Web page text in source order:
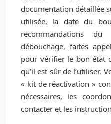
documentation détaillée
utilisée, la date du
recommandations
débouchage, faites
pour vérifier le bon état
qu’il est sûr de l’utiliser.
« kit de réactivation »
nécessaires, les
contacter et les